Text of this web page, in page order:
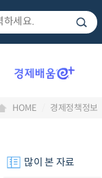
HOME 경제정책정보
많이 본 자료